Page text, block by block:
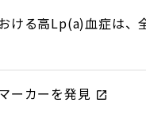
ける高Lp(a)血症は
ーカーを発見